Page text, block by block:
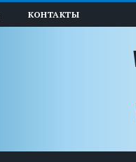
КОНТАКТЫ